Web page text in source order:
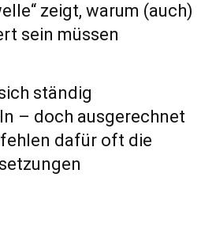
zeigt, warum (auch)
sein müssen
ständig
– doch ausgerechnet
dafür oft die